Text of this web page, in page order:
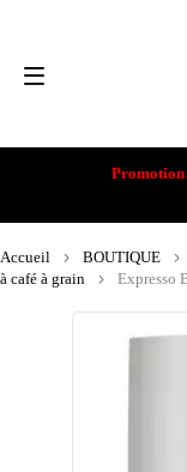
Promotion
Accueil BOUTIQUE
à café à grain
Expresso